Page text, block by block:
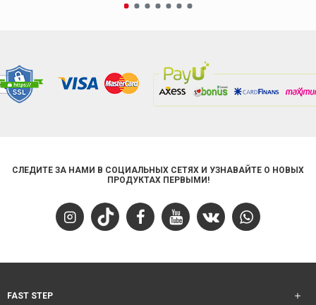
СЛЕДИТЕ ЗА НАМИ В СОЦИАЛЬНЫХ СЕТЯХ И УЗНАВАЙТЕ О НОВЫХ
ПРОДУКТАХ ПЕРВЫМИ!
FAST STEP